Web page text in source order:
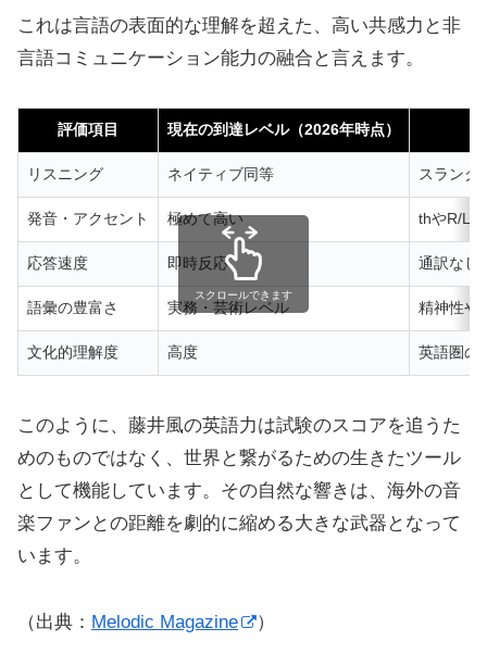
これは言語の表面的な理解を超えた、高い共感力と非
言語コミュニケーション能力の融合と言えます。
評価項目 現在の到達レベル（2026年時点）
リスニング ネイティブ同等 スラング
発音・アクセント 極めて高い thやR/L
応答速度 即時反応 通訳なし
語彙の豊富さ 実務・芸術レベル 精神性や
文化的理解度 高度 英語圏の
スクロールできます
このように、藤井風の英語力は試験のスコアを追うた
めのものではなく、世界と繋がるための生きたツール
として機能しています。その自然な響きは、海外の音
楽ファンとの距離を劇的に縮める大きな武器となって
います。
（出典： Melodic Magazine ）